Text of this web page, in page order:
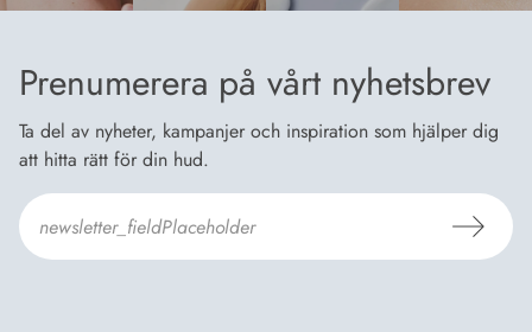
Prenumerera på vårt nyhetsbrev
Ta del av nyheter, kampanjer och inspiration som hjälper dig
att hitta rätt för din hud.